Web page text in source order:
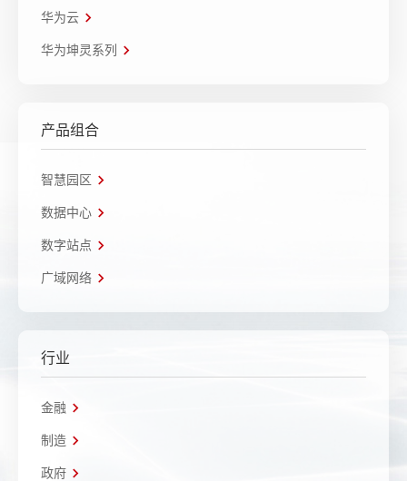
华为云
华为坤灵系列
产品组合
智慧园区
数据中心
数字站点
广域网络
行业
金融
制造
政府